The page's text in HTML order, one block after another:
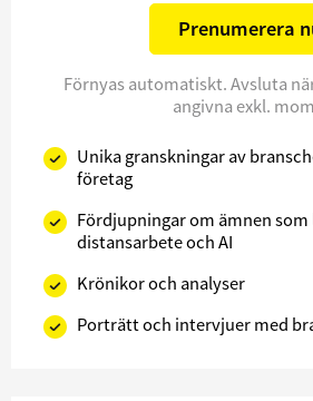
Prenumerera
Förnyas automatiskt. Avsluta
angivna exkl.
Unika granskningar av
företag
Fördjupningar om ämnen som
distansarbete och AI
Krönikor och analyser
Porträtt och intervjuer med